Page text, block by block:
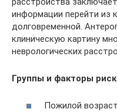
информации перейти из
долговременной.
клиническую картину
неврологических
Группы и факторы
Пожилой